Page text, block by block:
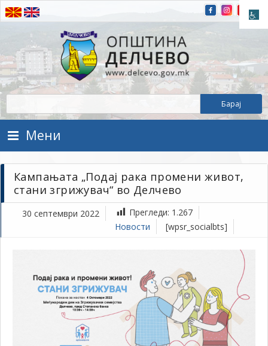
Прескокнете на содржината
Општина Делчево
Општина Делчево
Мени
Кампањата „Подај рака промени живот,
стани згрижувач“ во Делчево
30 септември 2022 Прегледи: 1.267
Новости
[wpsr_socialbts]